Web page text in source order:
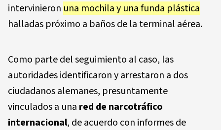
intervinieron una mochila y una funda plástica
halladas próximo a baños de la terminal aérea.
Como parte del seguimiento al caso, las
autoridades identificaron y arrestaron a dos
ciudadanos alemanes, presuntamente
vinculados a una red de narcotráfico
internacional, de acuerdo con informes de